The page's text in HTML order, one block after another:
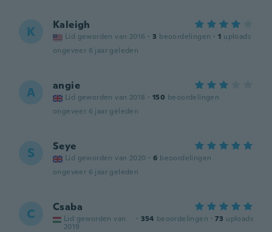
K Kaleigh
Lid geworden van 2016 · 3 beoordelingen · 1 uploads
ongeveer 6 jaar geleden
A angie
Lid geworden van 2018 · 150 beoordelingen
ongeveer 6 jaar geleden
S Seye
Lid geworden van 2020 · 6 beoordelingen
ongeveer 6 jaar geleden
C Csaba
Lid geworden van
2019
· 354 beoordelingen · 73 uploads